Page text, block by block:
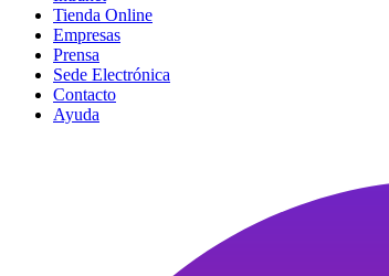
Tienda Online
Empresas
Prensa
Sede Electrónica
Contacto
Ayuda